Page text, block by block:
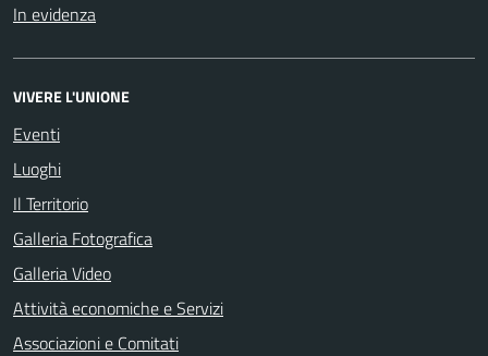
In evidenza
VIVERE L'UNIONE
Eventi
Luoghi
Il Territorio
Galleria Fotografica
Galleria Video
Attività economiche e Servizi
Associazioni e Comitati